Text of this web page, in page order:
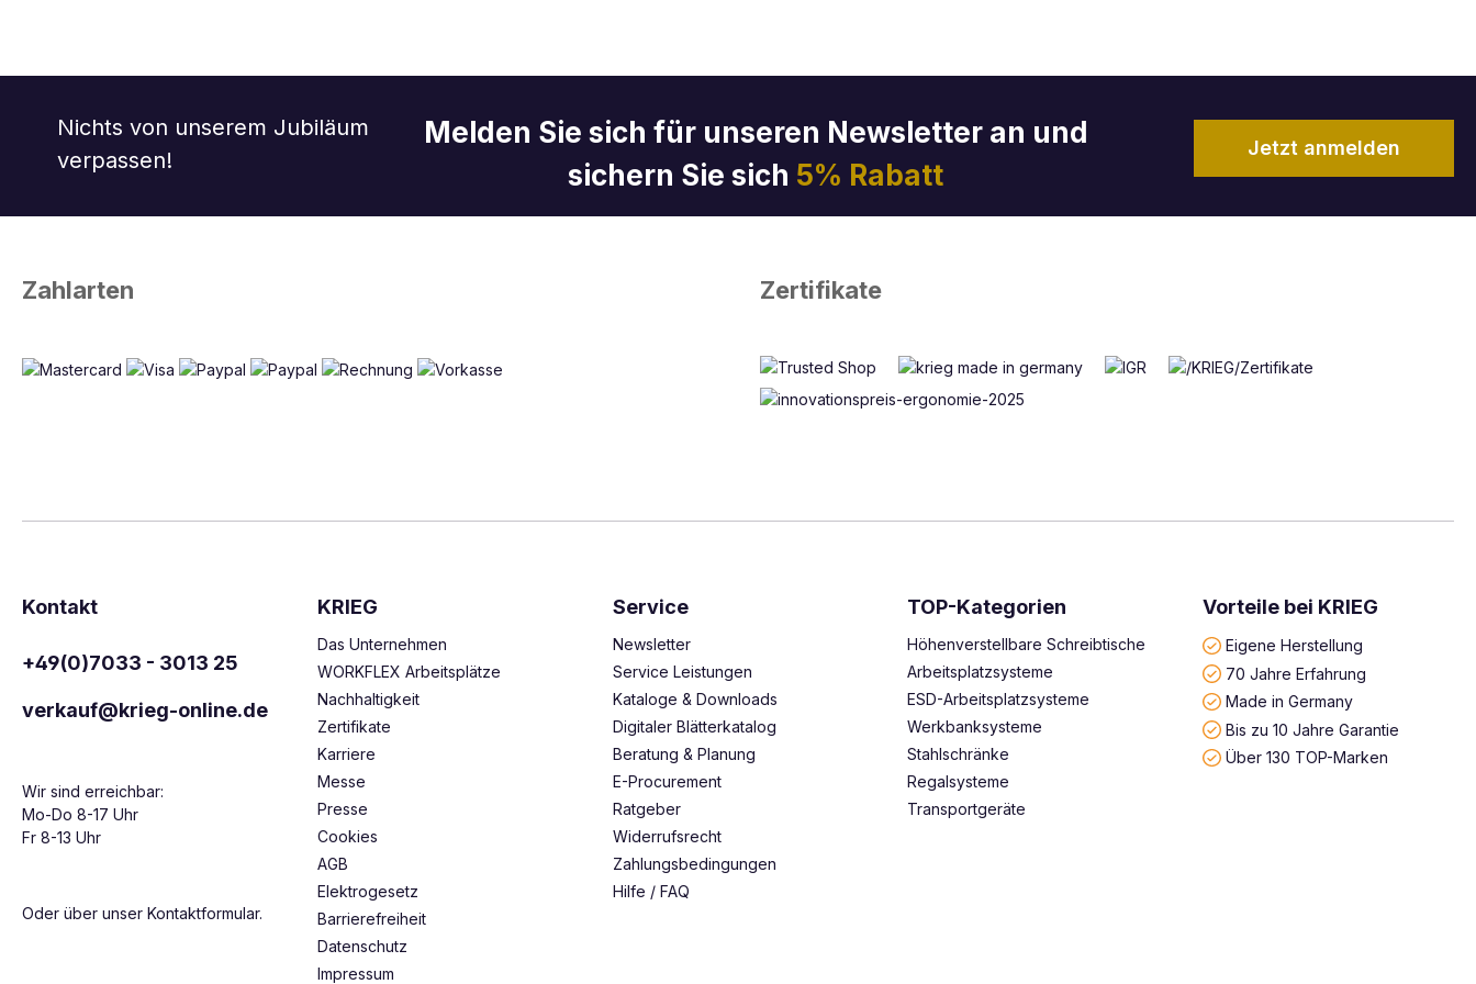
Nichts von unserem Jubiläum
verpassen!
Melden Sie sich für unseren Newsletter an und
sichern Sie sich 5% Rabatt
Jetzt anmelden
Zahlarten Zertifikate
Kontakt
+49(0)7033 - 3013 25
verkauf@krieg-online.de
Wir sind erreichbar:
Mo-Do 8-17 Uhr
Fr 8-13 Uhr
Oder über unser Kontaktformular.
KRIEG
Das Unternehmen
WORKFLEX Arbeitsplätze
Nachhaltigkeit
Zertifikate
Karriere
Messe
Presse
Cookies
AGB
Elektrogesetz
Barrierefreiheit
Datenschutz
Impressum
Service
Newsletter
Service Leistungen
Kataloge & Downloads
Digitaler Blätterkatalog
Beratung & Planung
E-Procurement
Ratgeber
Widerrufsrecht
Zahlungsbedingungen
Hilfe / FAQ
TOP-Kategorien
Höhenverstellbare Schreibtische
Arbeitsplatzsysteme
ESD-Arbeitsplatzsysteme
Werkbanksysteme
Stahlschränke
Regalsysteme
Transportgeräte
Vorteile bei KRIEG
Eigene Herstellung
70 Jahre Erfahrung
Made in Germany
Bis zu 10 Jahre Garantie
Über 130 TOP-Marken